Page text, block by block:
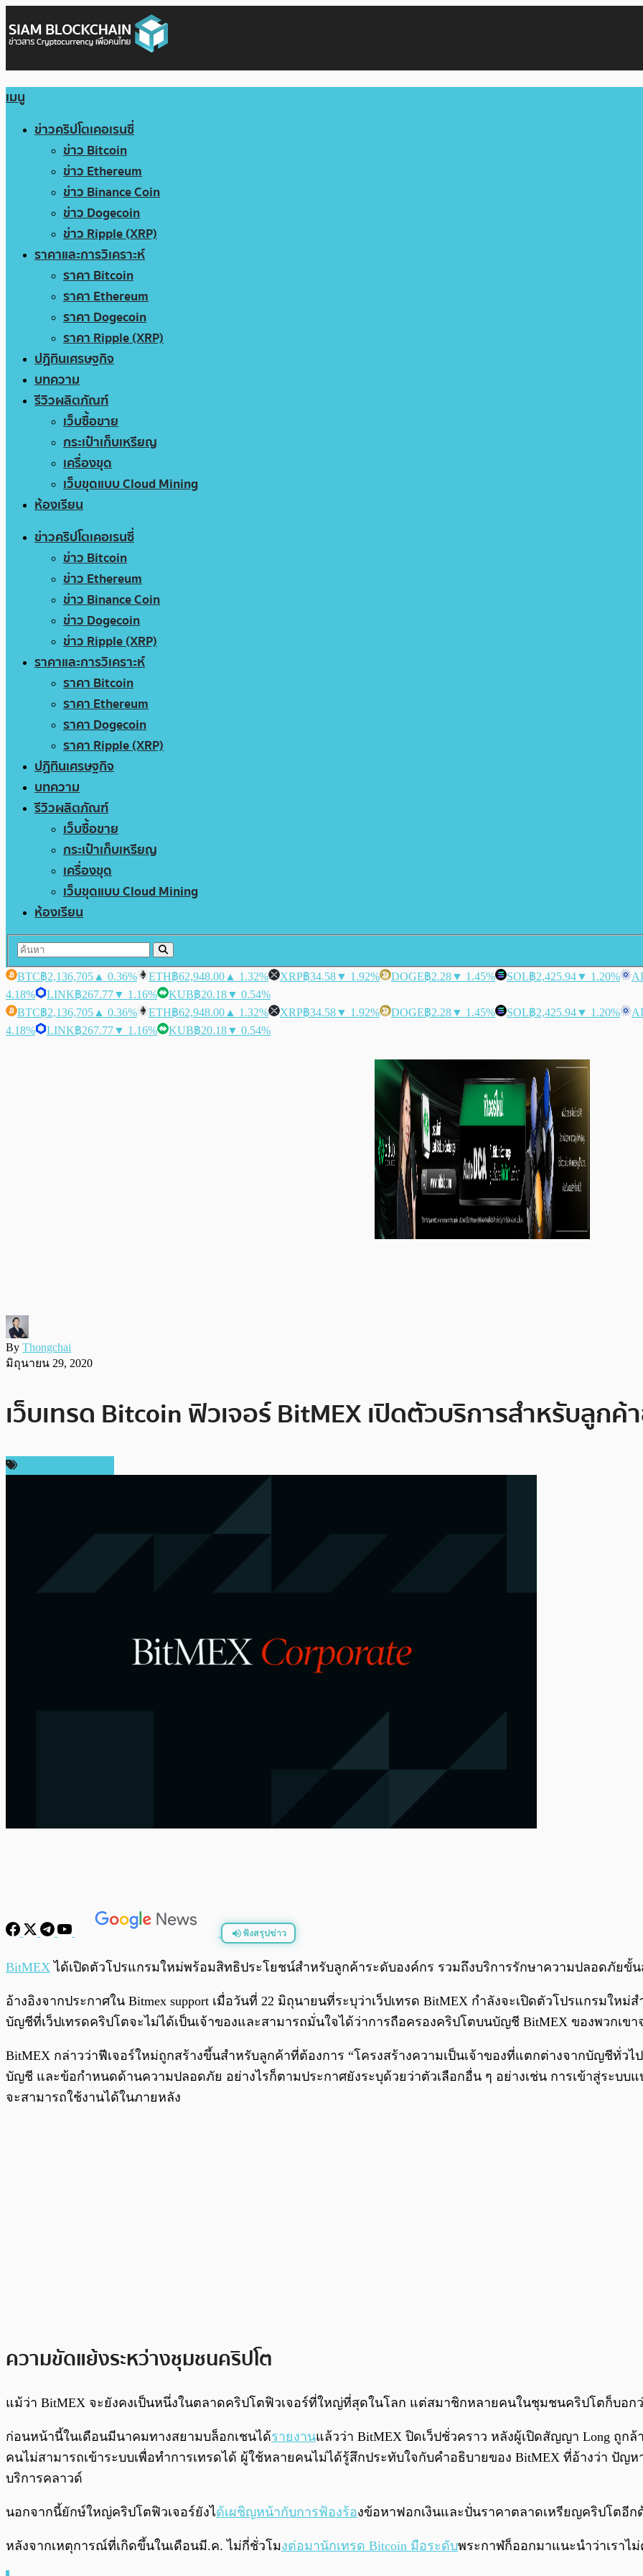
เมนู
ข่าวคริปโตเคอเรนซี่
ข่าว Bitcoin
ข่าว Ethereum
ข่าว Binance Coin
ข่าว Dogecoin
ข่าว Ripple (XRP)
ราคาและการวิเคราะห์
ราคา Bitcoin
ราคา Ethereum
ราคา Dogecoin
ราคา Ripple (XRP)
ปฏิทินเศรษฐกิจ
บทความ
รีวิวผลิตภัณฑ์
เว็บซื้อขาย
กระเป๋าเก็บเหรียญ
เครื่องขุด
เว็บขุดแบบ Cloud Mining
ห้องเรียน
ข่าวคริปโตเคอเรนซี่
ข่าว Bitcoin
ข่าว Ethereum
ข่าว Binance Coin
ข่าว Dogecoin
ข่าว Ripple (XRP)
ราคาและการวิเคราะห์
ราคา Bitcoin
ราคา Ethereum
ราคา Dogecoin
ราคา Ripple (XRP)
ปฏิทินเศรษฐกิจ
บทความ
รีวิวผลิตภัณฑ์
เว็บซื้อขาย
กระเป๋าเก็บเหรียญ
เครื่องขุด
เว็บขุดแบบ Cloud Mining
ห้องเรียน
BTC฿2,136,705 ▲ 0.36% ETH฿62,948.00 ▲ 1.32% XRP฿34.58▼ 1.92% DOGE฿2.28▼ 1.45% SOL฿2,425.94▼ 1.20%
4.18%
LINK฿267.77▼ 1.16% KUB฿20.18▼ 0.54%
BTC฿2,136,705 ▲ 0.36% ETH฿62,948.00 ▲ 1.32% XRP฿34.58▼ 1.92% DOGE฿2.28▼ 1.45% SOL฿2,425.94▼ 1.20%
4.18%
LINK฿267.77▼ 1.16% KUB฿20.18▼ 0.54%
By Thongchai
มิถุนายน 29, 2020
เว็บเทรด Bitcoin ฟิวเจอร์ BitMEX เปิดตัวบริการสำหรับลูกค้
ฟังสรุปข่าว
พร้อมเล่น
BitMEX ได้เปิดตัวโปรแกรมใหม่พร้อมสิทธิประโยชน์สำหรับลูกค้าระดับองค์กร รวมถึงบริการรักษาความปลอดภัยขั้
อ้างอิงจากประกาศใน Bitmex support เมื่อวันที่ 22 มิถุนายนที่ระบุว่าเว็ปเทรด BitMEX กำลังจะเปิดตัวโปรแกรมใหม่
บัญชีที่เว็ปเทรดคริปโตจะไม่ได้เป็นเจ้าของและสามารถมั่นใจได้ว่าการถือครองคริปโตบนบัญชี BitMEX ของพวกเข
BitMEX กล่าวว่าฟีเจอร์ใหม่ถูกสร้างขึ้นสำหรับลูกค้าที่ต้องการ “โครงสร้างความเป็นเจ้าของที่แตกต่างจากบัญชีทั่ว
บัญชี และข้อกำหนดด้านความปลอดภัย อย่างไรก็ตามประกาศยังระบุด้วยว่าตัวเลือกอื่น ๆ อย่างเช่น การเข้าสู่ระบบ
จะสามารถใช้งานได้ในภายหลัง
ความขัดแย้งระหว่างชุมชนคริปโต
แม้ว่า BitMEX จะยังคงเป็นหนึ่งในตลาดคริปโตฟิวเจอร์ที่ใหญ่ที่สุดในโลก แต่สมาชิกหลายคนในชุมชนคริปโตก็บอก
ก่อนหน้านี้ในเดือนมีนาคมทางสยามบล็อกเชนได้รายงานแล้วว่า BitMEX ปิดเว็ปชั่วคราว หลังผู้เปิดสัญญา Long ถูก
คนไม่สามารถเข้าระบบเพื่อทำการเทรดได้ ผู้ใช้หลายคนไม่ได้รู้สึกประทับใจกับคำอธิบายของ BitMEX ที่อ้างว่า ปั
บริการคลาวด์
นอกจากนี้ยักษ์ใหญ่คริปโตฟิวเจอร์ยังได้เผชิญหน้ากับการฟ้องร้องข้อหาฟอกเงินและปั่นราคาตลาดเหรียญคริปโตอีก
หลังจากเหตุการณ์ที่เกิดขึ้นในเดือนมี.ค. ไม่กี่ชั่วโมงต่อมานักเทรด Bitcoin มือระดับพระกาฬก็ออกมาแนะนำว่าเราไ